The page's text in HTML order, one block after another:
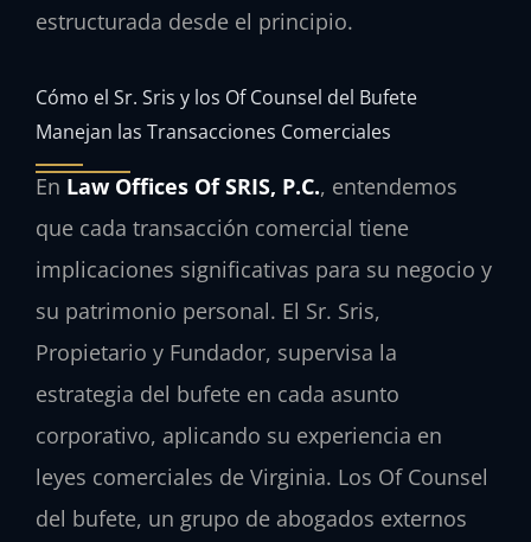
estructurada desde el principio.
Cómo el Sr. Sris y los Of Counsel del Bufete
Manejan las Transacciones Comerciales
En Law Offices Of SRIS, P.C., entendemos
que cada transacción comercial tiene
implicaciones significativas para su negocio y
su patrimonio personal. El Sr. Sris,
Propietario y Fundador, supervisa la
estrategia del bufete en cada asunto
corporativo, aplicando su experiencia en
leyes comerciales de Virginia. Los Of Counsel
del bufete, un grupo de abogados externos